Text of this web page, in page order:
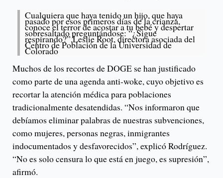
Cualquiera que haya tenido un hijo, que haya
pasado por esos primeros días de la crianza,
conoce el terror de acostar a tu bebé y despertar
sobresaltado preguntándose: “¿Sigue
respirando?”.Leslie Root, directora asociada del
Centro de Población de la Universidad de
Colorado
Muchos de los recortes de DOGE se han justificado
como parte de una agenda anti-woke, cuyo objetivo es
recortar la atención médica para poblaciones
tradicionalmente desatendidas. “Nos informaron que
debíamos eliminar palabras de nuestras subvenciones,
como mujeres, personas negras, inmigrantes
indocumentados y desfavorecidos”, explicó Rodríguez.
“No es solo censura lo que está en juego, es supresión”,
afirmó.